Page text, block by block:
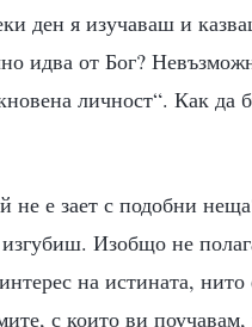
ден я изучаваш и
идва от Бог?
личност“. Как да
не е зает с подобни
Изобщо не
на истината,
с които ви поучавам,